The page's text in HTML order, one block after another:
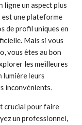
ligne un aspect plus
une plateforme
de profil uniques en
Mais si vous
vous êtes au bon
les meilleures
lumière leurs
inconvénients.
crucial pour faire
un professionnel,